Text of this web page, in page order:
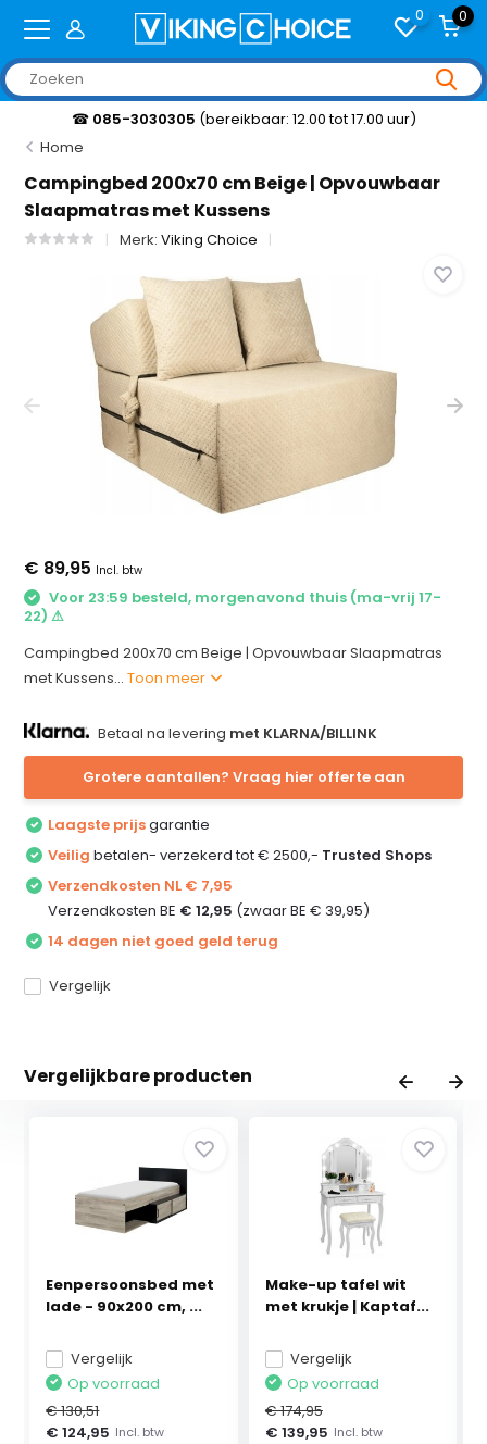
0 0
☎ 085-3030305 (bereikbaar: 12.00 tot 17.00 uur)
Home
Campingbed 200x70 cm Beige | Opvouwbaar
Slaapmatras met Kussens
Merk:Viking Choice
€ 89,95 Incl. btw
Voor 23:59 besteld, morgenavond thuis (ma-vrij 17-
22) ⚠
Campingbed 200x70 cm Beige | Opvouwbaar Slaapmatras
met Kussens...Toon meer
Betaal na levering met KLARNA/BILLINK
Grotere aantallen? Vraag hier offerte aan
Laagste prijsgarantie
Veilig betalen- verzekerd tot € 2500,- Trusted Shops
Verzendkosten NL € 7,95
Verzendkosten BE € 12,95 (zwaar BE € 39,95)
14 dagen niet goed geld terug
Vergelijk
Vergelijkbare producten
Eenpersoonsbed met
lade - 90x200 cm, ...
Vergelijk
Op voorraad
€ 130,51
€ 124,95 Incl. btw
Make-up tafel wit
met krukje | Kaptaf...
Vergelijk
Op voorraad
€ 174,95
€ 139,95 Incl. btw